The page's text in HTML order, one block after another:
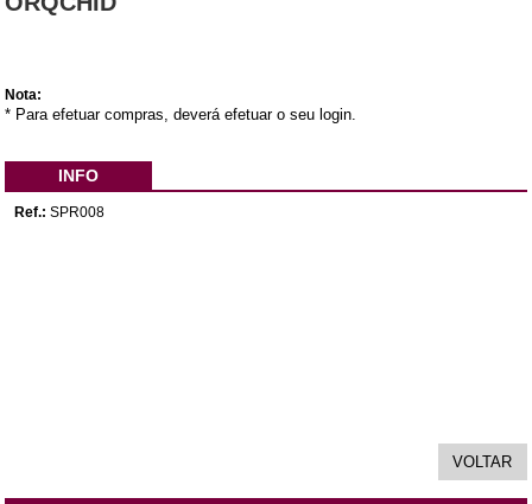
Nota:
* Para efetuar compras, deverá efetuar o seu login.
INFO
Ref.: SPR008